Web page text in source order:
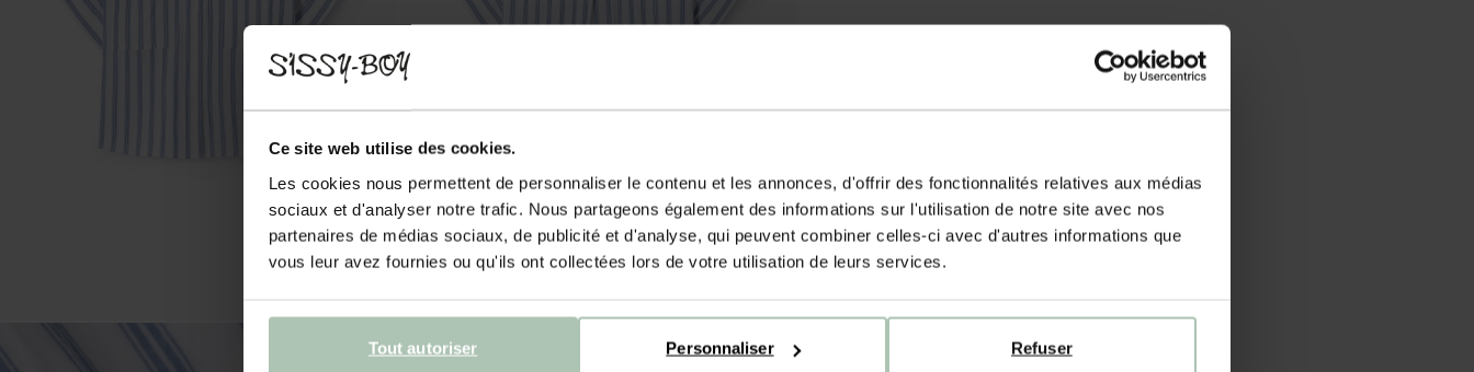
Ce site web utilise des cookies.
Les cookies nous permettent de personnaliser le contenu et les annonces, d'offrir des fonctionnalités relatives aux médias
sociaux et d'analyser notre trafic. Nous partageons également des informations sur l'utilisation de notre site avec nos
partenaires de médias sociaux, de publicité et d'analyse, qui peuvent combiner celles-ci avec d'autres informations que
vous leur avez fournies ou qu'ils ont collectées lors de votre utilisation de leurs services.
Refuser
Personnaliser
Tout autoriser